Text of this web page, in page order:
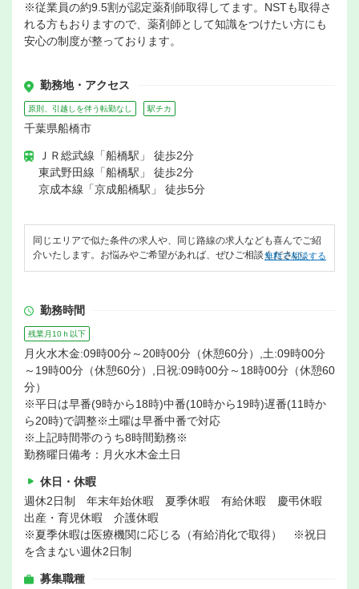
※従業員の約9.5割が認定薬剤師取得してます。NSTも取得さ
れる方もおりますので、薬剤師として知識をつけたい方にも
安心の制度が整っております。
勤務地・アクセス
原則、引越しを伴う転勤なし 駅チカ
千葉県船橋市
ＪＲ総武線「船橋駅」 徒歩2分
東武野田線「船橋駅」 徒歩2分
京成本線「京成船橋駅」 徒歩5分
同じエリアで似た条件の求人や、同じ路線の求人なども喜んでご紹
介いたします。お悩みやご希望があれば、ぜひご相談ください。
無料で相談する
勤務時間
残業月10ｈ以下
月火水木金:09時00分～20時00分（休憩60分）,土:09時00分
～19時00分（休憩60分）,日祝:09時00分～18時00分（休憩60
分）
※平日は早番(9時から18時)中番(10時から19時)遅番(11時か
ら20時)で調整※土曜は早番中番で対応
※上記時間帯のうち8時間勤務※
勤務曜日備考：月火水木金土日
休日・休暇
週休2日制 年末年始休暇 夏季休暇 有給休暇 慶弔休暇
出産・育児休暇 介護休暇
※夏季休暇は医療機関に応じる（有給消化で取得） ※祝日
を含まない週休2日制
募集職種